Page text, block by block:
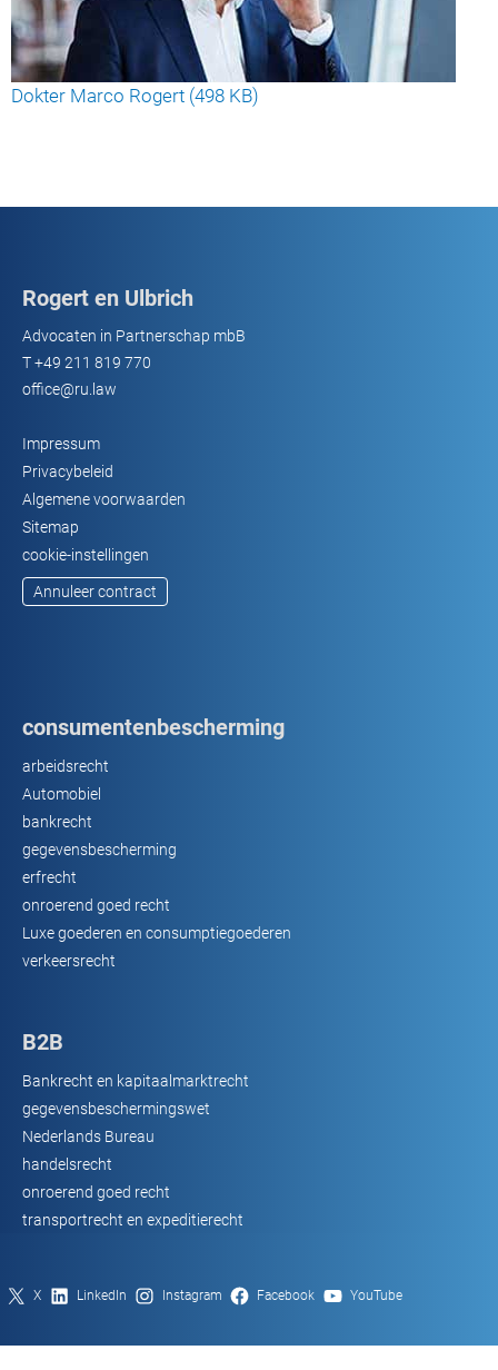
Dokter Marco Rogert (498 KB)
Rogert en Ulbrich
Advocaten in Partnerschap mbB
T+49 211 819 770
office@ru.law
Impressum
Privacybeleid
Algemene voorwaarden
Sitemap
cookie-instellingen
Annuleer contract
consumentenbescherming
arbeidsrecht
Automobiel
bankrecht
gegevensbescherming
erfrecht
onroerend goed recht
Luxe goederen en consumptiegoederen
verkeersrecht
B2B
Bankrecht en kapitaalmarktrecht
gegevensbeschermingswet
Nederlands Bureau
handelsrecht
onroerend goed recht
transportrecht en expeditierecht
X LinkedIn Instagram Facebook YouTube